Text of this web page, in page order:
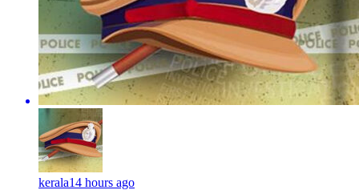
kerala14 hours ago